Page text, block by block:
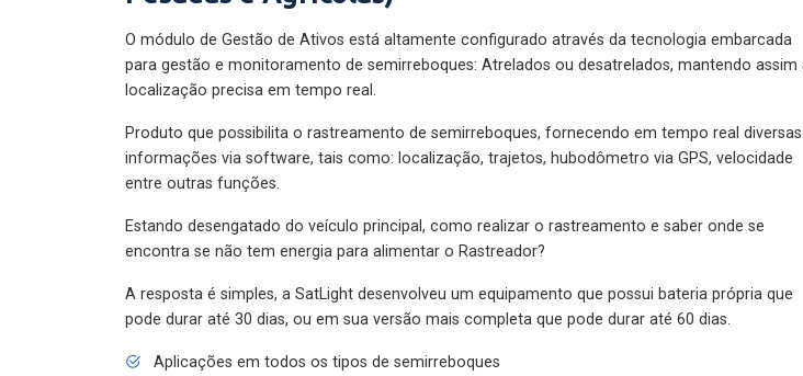
O módulo de Gestão de Ativos está altamente configurado através da tecnologia embarcada
para gestão e monitoramento de semirreboques: Atrelados ou desatrelados, mantendo assim a
localização precisa em tempo real.
Produto que possibilita o rastreamento de semirreboques, fornecendo em tempo real diversas
informações via software, tais como: localização, trajetos, hubodômetro via GPS, velocidade
entre outras funções.
Estando desengatado do veículo principal, como realizar o rastreamento e saber onde se
encontra se não tem energia para alimentar o Rastreador?
A resposta é simples, a SatLight desenvolveu um equipamento que possui bateria própria que
pode durar até 30 dias, ou em sua versão mais completa que pode durar até 60 dias.
Aplicações em todos os tipos de semirreboques